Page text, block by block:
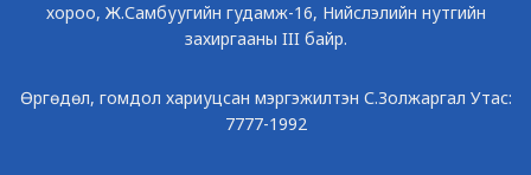
хороо, Ж.Самбуугийн гудамж-16, Нийслэлийн нутгийн
захиргааны III байр.
Өргөдөл, гомдол хариуцсан мэргэжилтэн С.Золжаргал Утас:
7777-1992